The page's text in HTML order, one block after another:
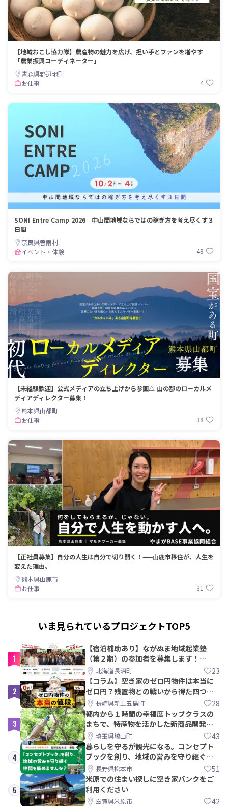
【地域おこし協力隊】農産物の魅力を広げ、担い手とファンを増やす
「農業振興コーディネーター」
青森県野辺地町
お仕事
4
SONI Entre Camp 2026 中山間地域ならではの稼ぎ方を考え尽くす３
日間
奈良県曽爾村
イベント・体験
48
【未経験歓迎】公式メディアの立ち上げから参画△ 山の都のローカルメ
ディアディレクター募集！
熊本県山都町
お仕事
38
【正社員募集】自分の人生は自分で切り開く！——山鹿市移住が、人生を
変えた理由。
熊本県山鹿市
お仕事
31
いま見られているプロジェクトTOP5
1
【宿泊補助あり】ながぬま地域起業塾
（第２期）の参加者を募集します！
【8/21〆】
北海道長沼町 23
2
【コラム】空き家のゼロ円物件は本当に
ゼロ円？残置物との戦いから得た四つの
教訓｜新上五島町
長崎県新上五島町 28
3
都内から１時間の幸福度トップクラスの
まちで、特産物を活かした新商品開発＆
PRメンバー募集！
埼玉県鳩山町 43
4
暮らしを守るが観光になる。コンセプト
ブックを創り、地域の営みを守り継ぐ仲
間を集めませんか？
長野県松本市 51
5
米原での住まい探しに空き家バンクをご
利用ください
滋賀県米原市 42